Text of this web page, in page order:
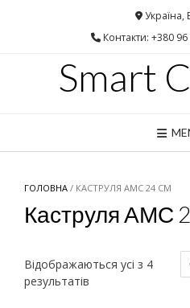
Україна,
Контакти: +380
Smart
ГОЛОВНА / КАСТРУЛЯ АМС 24 СМ
Каструля АМС
Відображаються усі з 4
результатів